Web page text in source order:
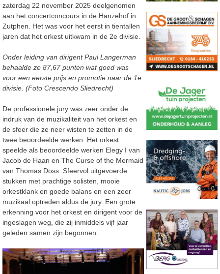
zaterdag 22 november 2025 deelgenomen
aan het concertconcours in de Hanzehof in
Zutphen. Het was voor het eerst in tientallen
jaren dat het orkest uitkwam in de 2e divisie.
Onder leiding van dirigent Paul Langerman
behaalde ze 87,67 punten wat goed was
voor een eerste prijs en promotie naar de 1e
divisie. (Foto Crescendo Sliedrecht)
De professionele jury was zeer onder de
indruk van de muzikaliteit van het orkest en
de sfeer die ze neer wisten te zetten in de
twee beoordeelde werken. Het orkest
speelde als beoordeelde werken Elegy I van
Jacob de Haan en The Curse of the Mermaid
van Thomas Doss. Sfeervol uitgevoerde
stukken met prachtige solisten, mooie
orkestklank en goede balans en een zeer
muzikaal optreden aldus de jury. Een grote
erkenning voor het orkest en dirigent voor de
ingeslagen weg, die zij inmiddels vijf jaar
geleden samen zijn begonnen.